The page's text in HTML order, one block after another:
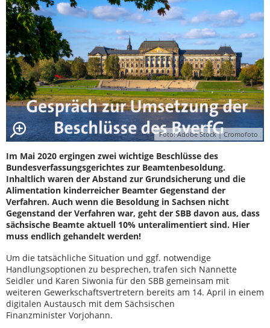
Foto: Adobe Stock | Cromofoto
Im Mai 2020 ergingen zwei wichtige Beschlüsse des
Bundesverfassungsgerichtes zur Beamtenbesoldung.
Inhaltlich waren der Abstand zur Grundsicherung und die
Alimentation kinderreicher Beamter Gegenstand der
Verfahren. Auch wenn die Besoldung in Sachsen nicht
Gegenstand der Verfahren war, geht der SBB davon aus, dass
sächsische Beamte aktuell 10% unteralimentiert sind. Hier
muss endlich gehandelt werden!
Um die tatsächliche Situation und ggf. notwendige
Handlungsoptionen zu besprechen, trafen sich Nannette
Seidler und Karen Siwonia für den SBB gemeinsam mit
weiteren Gewerkschaftsvertretern bereits am 14. April in einem
digitalen Austausch mit dem Sächsischen
Finanzminister Vorjohann.